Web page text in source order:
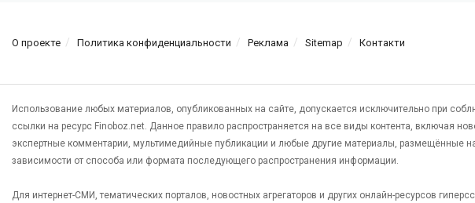
О проекте Политика конфиденциальности Реклама Sitemap Контакти
Использование любых материалов, опубликованных на сайте, допускается исключительно при
ссылки на ресурс Finoboz.net. Данное правило распространяется на все виды контента, включая
экспертные комментарии, мультимедийные публикации и любые другие материалы, размещённые
зависимости от способа или формата последующего распространения информации.
Для интернет-СМИ, тематических порталов, новостных агрегаторов и других онлайн-ресурсов